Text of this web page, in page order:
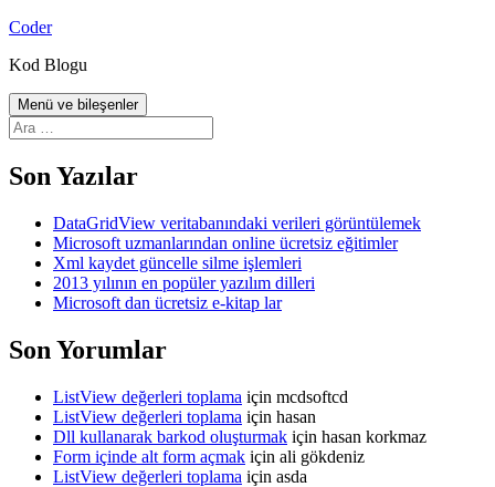
İçeriğe
Coder
Kod Blogu
Menü ve bileşenler
Arama:
Son Yazılar
DataGridView veritabanındaki verileri görüntülemek
Microsoft uzmanlarından online ücretsiz eğitimler
Xml kaydet güncelle silme işlemleri
2013 yılının en popüler yazılım dilleri
Microsoft dan ücretsiz e-kitap lar
Son Yorumlar
ListView değerleri toplama için mcdsoftcd
ListView değerleri toplama için hasan
Dll kullanarak barkod oluşturmak için hasan korkmaz
Form içinde alt form açmak için ali gökdeniz
ListView değerleri toplama için asda